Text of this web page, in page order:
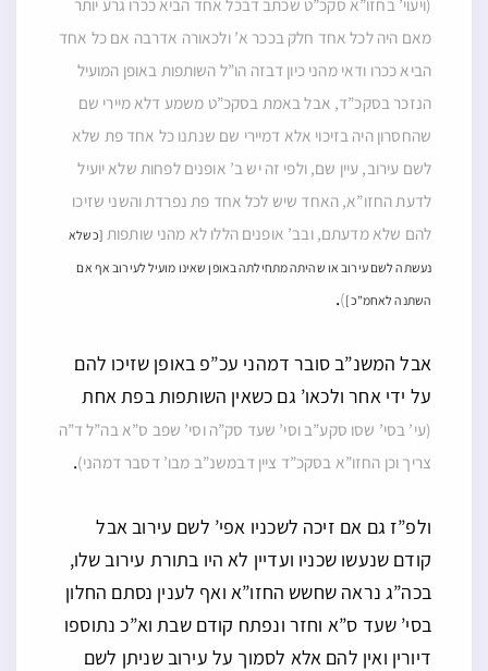
(ויעוי’ בחזו”א סקכ”ט שכתב דבכל אחד הביא ככרו גרע יותר
מאם היה לכל אחד חלק בככר א’ ולכאורה אדרבה אם כל אחד
הביא ככרו ודאי מהני כיון דבזה הו”ל השותפות באופן המועיל
הנזכר בסקכ”ד, אבל באמת בסקכ”ט משמע דלא מיירי שם
שהחסרון היה בזיכוי אלא דמיירי שם שנתנו כל אחד פת שלא
לשם עירוב, עיין שם, ולפי זה יש ב’ אופנים לפחות שלא יועיל
לדעת החזו”א, האחד שיש לכל אחד פת נפרדת והשני שזיכו
להם שלא מדעתם, ובב’ אופנים הללו לא מהני שותפות [כשלא
נעשתה לשם עירוב או שהיתה מתחילתה באופן שאינו מועיל לעירוב אף אם
השתנה לאחמ”כ])
.
אבל המשנ”ב סובר דמהני עכ”פ באופן שזיכו להם
על ידי אחר ולכאו’ גם כשאין השותפות בפת אחת
(עי’ בסי’ שסו סקע”ב וסי’ שעד סק”ה וסי’ שפב ס”א בה”ל ד”ה
צריך וכן החזו”א בסקכ”ד ציין דבמשנ”ב מבו’ דסבר דמהני).
ולפ”ז גם אם זיכה לשכניו אפי’ לשם עירוב אבל
קודם שנעשו שכניו ועדיין לא היו בתורת עירוב שלו,
בכה”ג נראה שחשש החזו”א ואף לענין נסתם החלון
בסי’ שעד ס”א וחזר ונפתח קודם שבת וא”כ נתוספו
דיורין ואין להם אלא לסמוך על עירוב שניתן לשם